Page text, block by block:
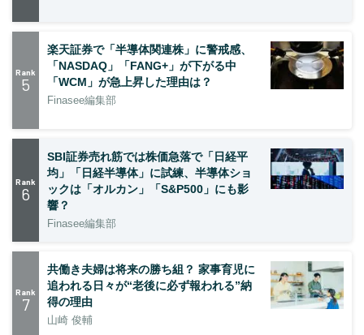
Rank
5
楽天証券で「半導体関連株」に警戒感、
「NASDAQ」「FANG+」が下がる中
「WCM」が急上昇した理由は？
Finasee編集部
Rank
6
SBI証券売れ筋では株価急落で「日経平
均」「日経半導体」に試練、半導体ショ
ックは「オルカン」「S&P500」にも影
響？
Finasee編集部
Rank
7
共働き夫婦は将来の勝ち組？ 家事育児に
追われる日々が“老後に必ず報われる”納
得の理由
山崎 俊輔